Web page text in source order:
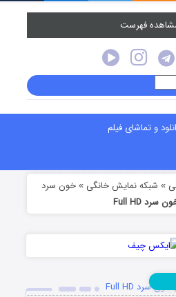
فهرست
و تماشای فیلم
» شبکه نمایش خانگی »خون سرد